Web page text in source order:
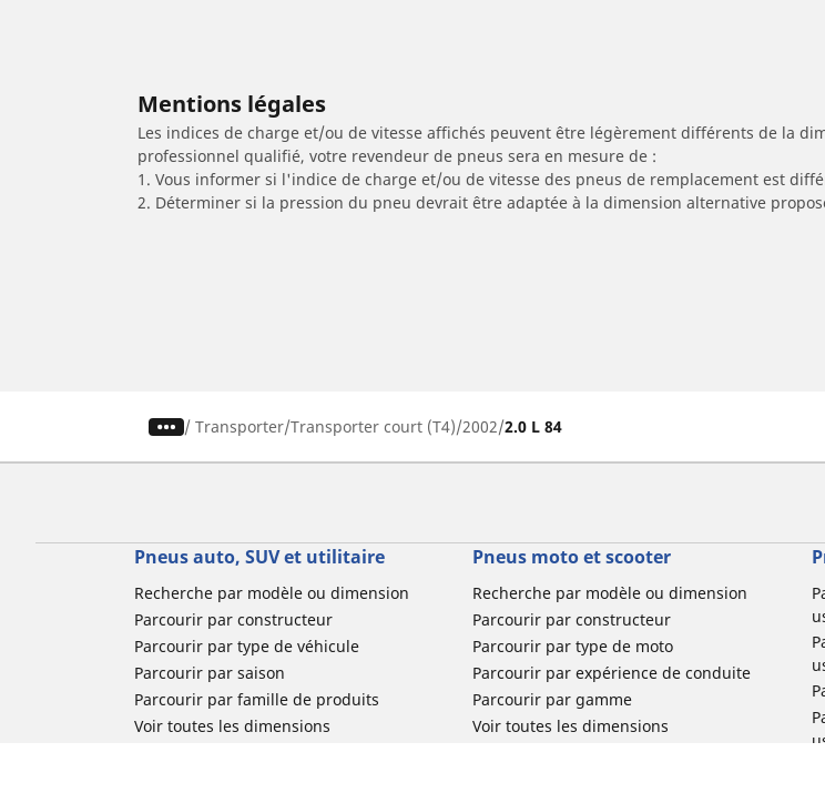
Mentions légales
Les indices de charge et/ou de vitesse affichés peuvent être légèrement différents de la
professionnel qualifié, votre revendeur de pneus sera en mesure de :
1. Vous informer si l'indice de charge et/ou de vitesse des pneus de remplacement est
2. Déterminer si la pression du pneu devrait être adaptée à la dimension alternative
/ Transporter Transporter court (T4) 2002 2.0 L 84
Pneus auto, SUV et utilitaire
Recherche par modèle ou dimension
Parcourir par constructeur
Parcourir par type de véhicule
Parcourir par saison
Parcourir par famille de produits
Voir toutes les dimensions
Pneus moto et scooter
Recherche par modèle ou dimension
Parcourir par constructeur
Parcourir par type de moto
Parcourir par expérience de conduite
Parcourir par gamme
Voir toutes les dimensions